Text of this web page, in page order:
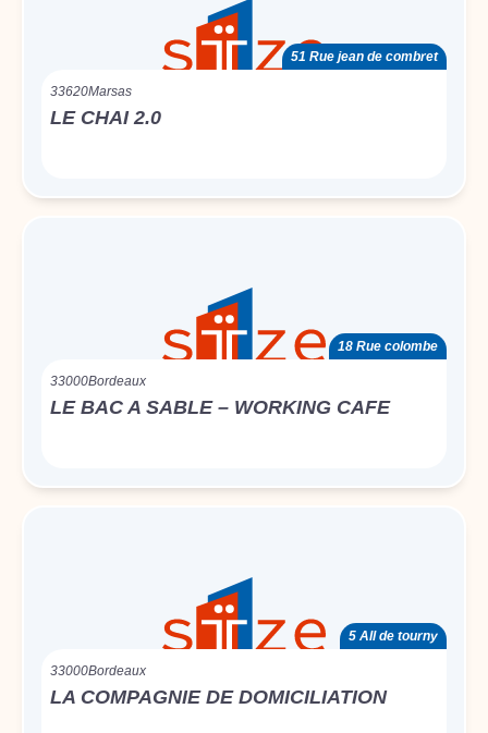
51 Rue jean de combret
33620Marsas
LE CHAI 2.0
18 Rue colombe
33000Bordeaux
LE BAC A SABLE – WORKING CAFE
5 All de tourny
33000Bordeaux
LA COMPAGNIE DE DOMICILIATION